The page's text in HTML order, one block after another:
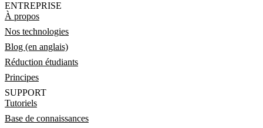
ENTREPRISE
À propos
Nos technologies
Blog (en anglais)
Réduction étudiants
Principes
SUPPORT
Tutoriels
Base de connaissances